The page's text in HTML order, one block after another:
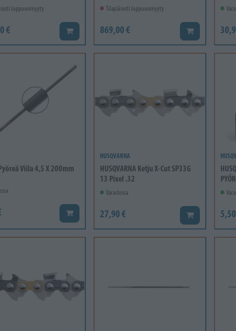
loppuunmyyty
€ Lisää koriin
Tilapäisesti loppuunmyyty
869,00 € Lisää koriin
Viila 4,5 X 200mm
Lisää koriin
HUSQVARNA
HUSQVARNA Ketju X-Cut SP33G
13 Pixel .32
Varastossa
27,90 € Lisää koriin